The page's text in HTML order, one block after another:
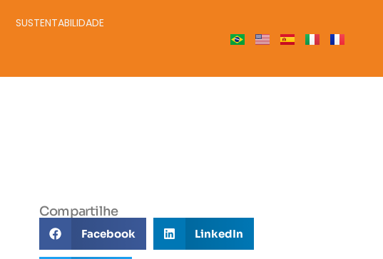
SUSTENTABILIDADE
Compartilhe
Facebook LinkedIn